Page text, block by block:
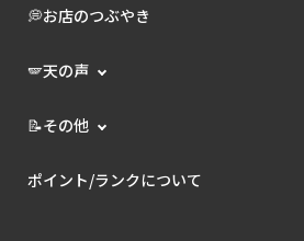
💭お店のつぶやき
🪽天の声
📝その他
ポイント/ランクについて